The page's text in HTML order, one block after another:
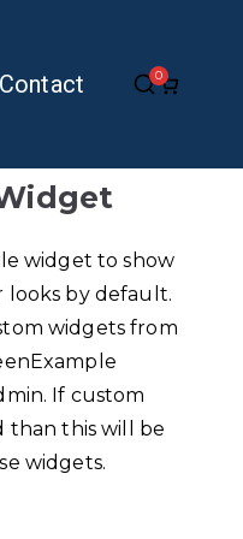
0
widget to show
looks by default.
widgets from
If custom
than this will be
widgets.